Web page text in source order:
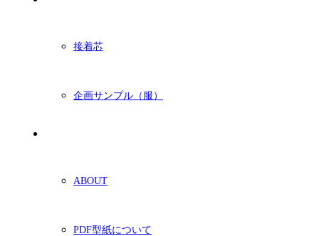
接着芯
企画サンプル（服）
ABOUT
PDF型紙について